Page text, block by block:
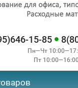
15-85
Пн—Чт
Пт